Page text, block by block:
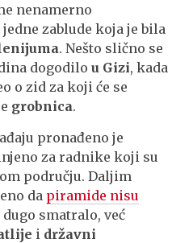
nenamerno
zablude koja je bila
. Nešto slično se
dogodilou Gizi, kada
o zid za koji će se
grobnica.
pronađeno je
za radnike koji su
području. Daljim
da piramide nisu
dugo smatralo, već
i državni